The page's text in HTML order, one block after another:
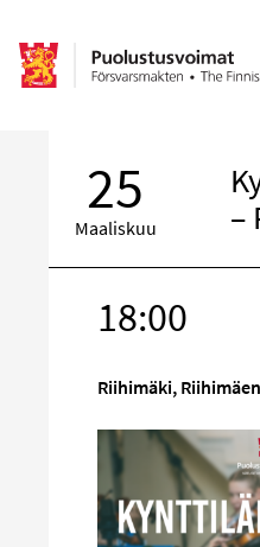
25
Maaliskuu
–
18:00
Riihimäki,